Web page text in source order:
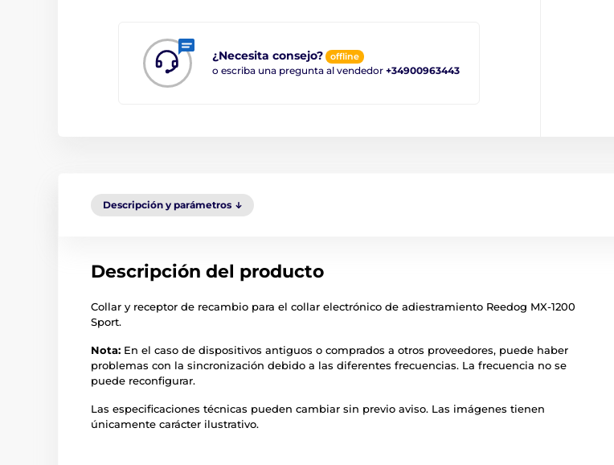
¿Necesita consejo? offline
o escriba una pregunta al vendedor +34900963443
Descripción y parámetros
Descripción del producto
Collar y receptor de recambio para el collar electrónico de adiestramiento Reedog MX-1200
Sport.
Nota: En el caso de dispositivos antiguos o comprados a otros proveedores, puede haber
problemas con la sincronización debido a las diferentes frecuencias. La frecuencia no se
puede reconfigurar.
Las especificaciones técnicas pueden cambiar sin previo aviso. Las imágenes tienen
únicamente carácter ilustrativo.